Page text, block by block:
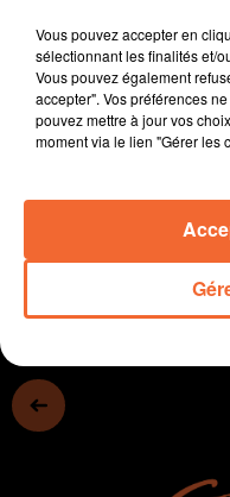
élèves ... un plus non
confronter à la vie
Le bon match nul 0-0
Havre. Les Niortais
Victoire de Cholet
Vous pouvez accepter en
sélectionnant les finalités et/
Vous pouvez également
accepter". Vos préférences
pouvez mettre à jour vos
moment via le lien "Gérer les